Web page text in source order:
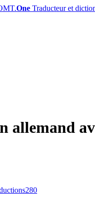
One Traducteur et
allemand
280